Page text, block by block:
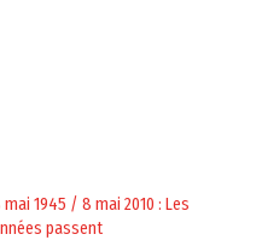
mai 1945 / 8 mai 2010 : Les
passent